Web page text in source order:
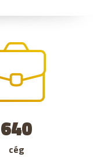
640
cég